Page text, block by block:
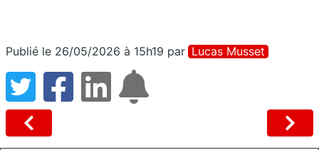
Publié le 26/05/2026 à 15h19 par Lucas Musset